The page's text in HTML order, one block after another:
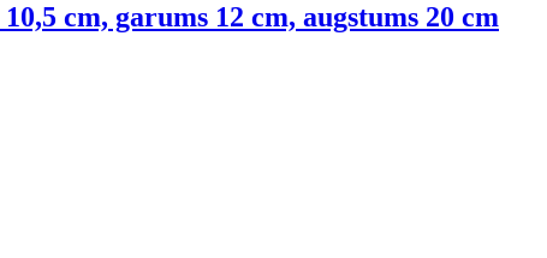
cm, garums 12 cm, augstums 20 cm